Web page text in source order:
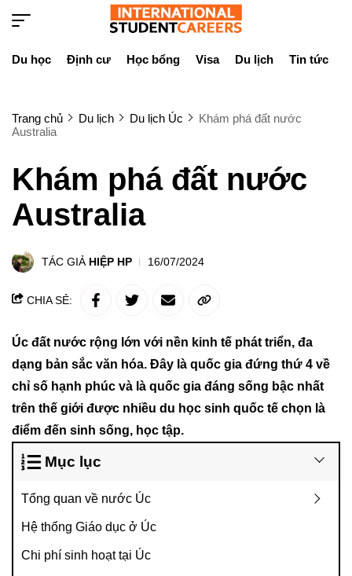
Du học Định cư Học bổng Visa Du lịch Tin tức
Trang chủ Du lịch Du lịch Úc
Khám phá đất nước
Australia
Khám phá đất nước
Australia
TÁC GIẢ HIỆP HP 16/07/2024
CHIA SẺ:
Úc đất nước rộng lớn với nền kinh tế phát triển, đa
dạng bản sắc văn hóa. Đây là quốc gia đứng thứ 4 về
chỉ số hạnh phúc và là quốc gia đáng sống bậc nhất
trên thế giới được nhiều du học sinh quốc tế chọn là
điểm đến sinh sống, học tập.
Mục lục
Tổng quan về nước Úc
Hệ thống Giáo dục ở Úc
Chi phí sinh hoạt tại Úc